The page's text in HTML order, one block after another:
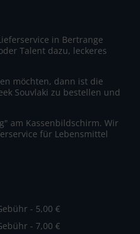
in Bertrange
Talent dazu, leckeres
möchten, dann ist die
Souvlaki zu bestellen und
am Kassenbildschirm. Wir
für Lebensmittel
- 5,00 €
- 7,00 €